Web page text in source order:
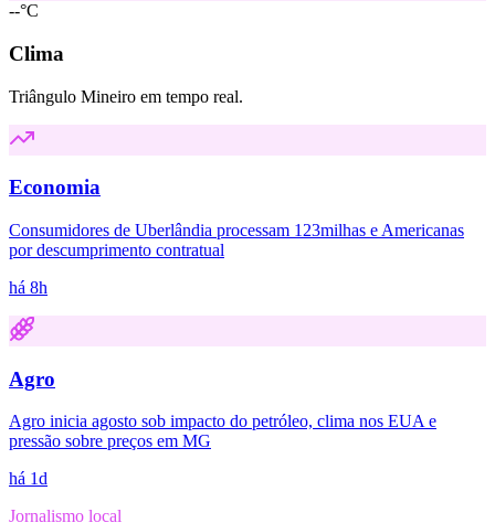
--°C
Clima
Triângulo Mineiro em tempo real.
Economia
Consumidores de Uberlândia processam 123milhas e Americanas
por descumprimento contratual
há 8h
Agro
Agro inicia agosto sob impacto do petróleo, clima nos EUA e
pressão sobre preços em MG
há 1d
Jornalismo local